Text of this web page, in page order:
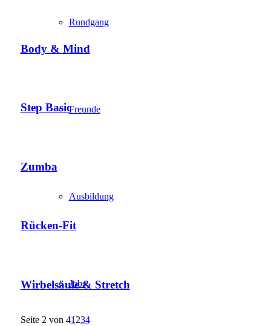
Rundgang
Freunde
Ausbildung
Jobs
Body & Mind
Step Basic
Zumba
Rücken-Fit
Wirbelsäule & Stretch
Seite 2 von 41 234